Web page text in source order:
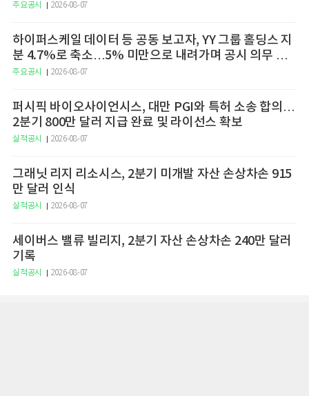
주요공시 2026-08-07
하이퍼스케일 데이터 등 공동 보고자, YY 그룹 홀딩스 지
분 4.7%로 축소…5% 미만으로 내려가며 공시 의무 종
료
주요공시 2026-08-07
퍼시픽 바이오사이언시스, 대만 PGI와 특허 소송 합의…
2분기 800만 달러 지급 완료 및 라이선스 확보
실적공시 2026-08-07
그래닛 리지 리소시스, 2분기 미개발 자산 손상차손 915
만 달러 인식
실적공시 2026-08-07
세이버스 밸류 빌리지, 2분기 자산 손상차손 240만 달러
기록
실적공시 2026-08-07